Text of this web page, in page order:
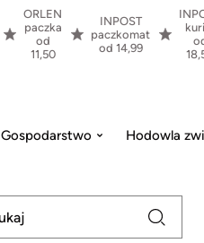
ORLEN
paczka
od
11,50
INPOST
paczkomat
od 14,99
Gospodarstwo Hodowla